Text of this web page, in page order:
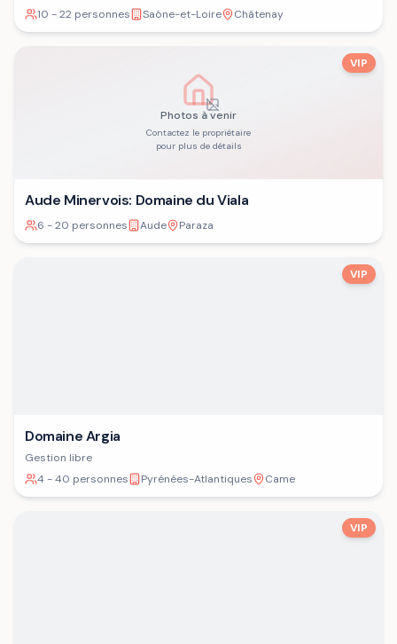
10 - 22 personnes
Saône-et-Loire Châtenay
Photos à venir
Contactez le propriétaire
pour plus de détails
VIP
Aude Minervois: Domaine du Viala
6 - 20 personnes Aude Paraza
VIP
Domaine Argia
Gestion libre
4 - 40 personnes
Pyrénées-Atlantiques Came
VIP